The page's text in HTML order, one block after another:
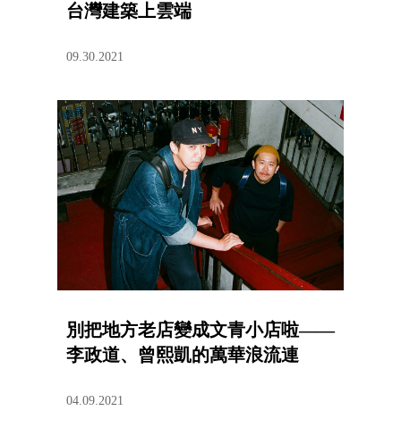
台灣建築上雲端
09.30.2021
別把地方老店變成文青小店啦——
李政道、曾熙凱的萬華浪流連
04.09.2021